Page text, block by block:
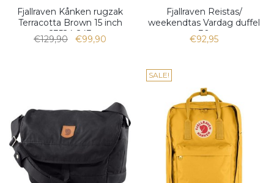
Fjallraven Kånken rugzak
Terracotta Brown 15 inch
23524-243
€129,90 €99,90
Fjallraven Reistas/
weekendtas Vardag duffel
30
€92,95
SALE!